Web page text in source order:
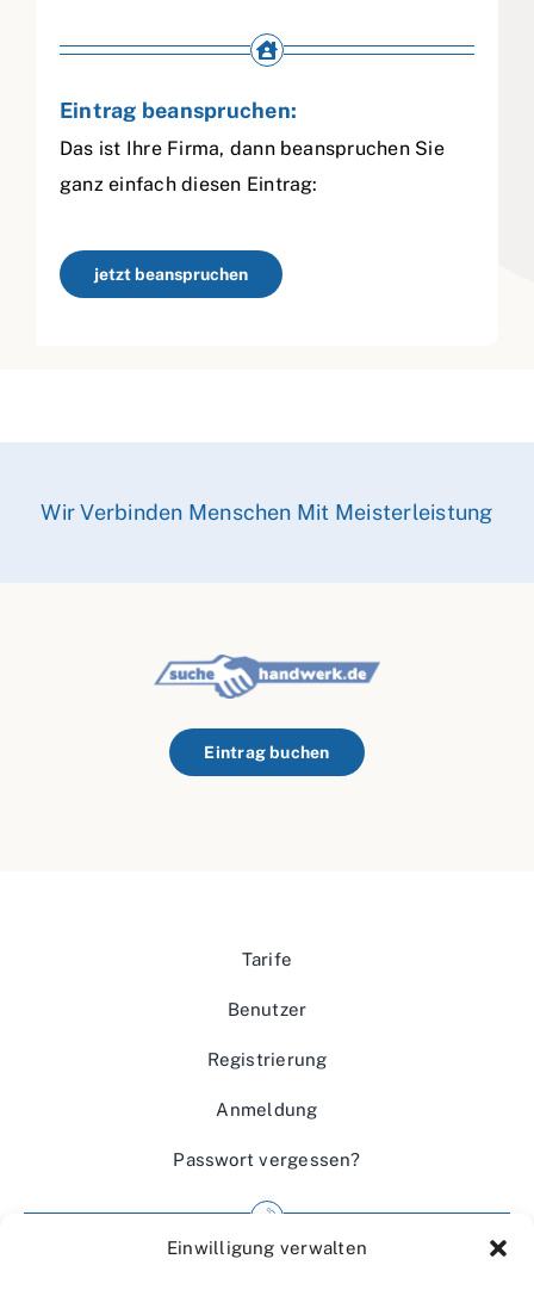
Einwilligung verwalten
Eintrag beanspruchen:
Das ist Ihre Firma, dann beanspruchen Sie
ganz einfach diesen Eintrag:
jetzt beanspruchen
Wir Verbinden Menschen Mit Meisterleistung
Eintrag buchen
Tarife
Benutzer
Registrierung
Anmeldung
Passwort vergessen?